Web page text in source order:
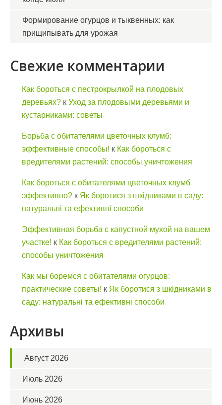
Формирование огурцов и тыквенных: как
прищипывать для урожая
Свежие комментарии
Как бороться с пестрокрылкой на плодовых
деревьях? к Уход за плодовыми деревьями и
кустарниками: советы
Борьба с обитателями цветочных клумб:
эффективные способы! к Как бороться с
вредителями растений: способы уничтожения
Как бороться с обитателями цветочных клумб
эффективно? к Як боротися з шкідниками в саду:
натуральні та ефективні способи
Эффективная борьба с капустной мухой на вашем
участке! к Как бороться с вредителями растений:
способы уничтожения
Как мы боремся с обитателями огурцов:
практические советы! к Як боротися з шкідниками в
саду: натуральні та ефективні способи
Архивы
Август 2026
Июль 2026
Июнь 2026